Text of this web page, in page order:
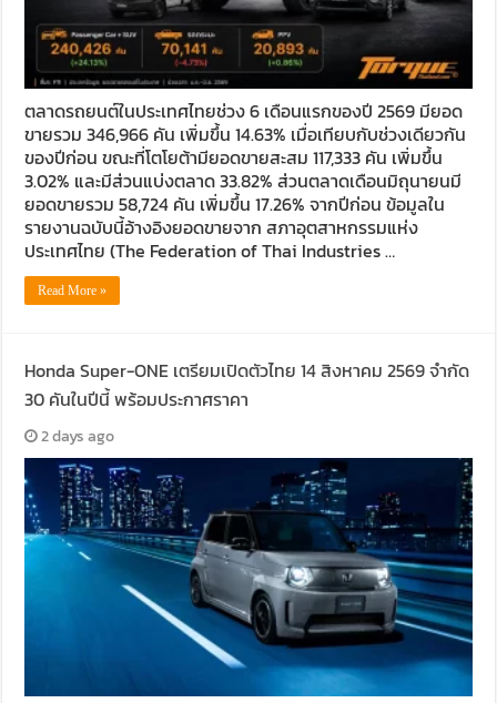
ตลาดรถยนต์ในประเทศไทยช่วง 6 เดือนแรกของปี 2569 มียอด
ขายรวม 346,966 คัน เพิ่มขึ้น 14.63% เมื่อเทียบกับช่วงเดียวกัน
ของปีก่อน ขณะที่โตโยต้ามียอดขายสะสม 117,333 คัน เพิ่มขึ้น
3.02% และมีส่วนแบ่งตลาด 33.82% ส่วนตลาดเดือนมิถุนายนมี
ยอดขายรวม 58,724 คัน เพิ่มขึ้น 17.26% จากปีก่อน ข้อมูลใน
รายงานฉบับนี้อ้างอิงยอดขายจาก สภาอุตสาหกรรมแห่ง
ประเทศไทย (The Federation of Thai Industries …
Read More »
Honda Super-ONE เตรียมเปิดตัวไทย 14 สิงหาคม 2569 จำกัด
30 คันในปีนี้ พร้อมประกาศราคา
2 days ago